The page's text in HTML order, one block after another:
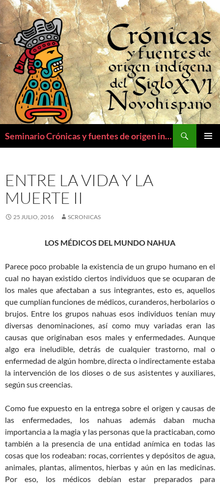
Saltar
al
contenido
Seminario Crónicas y fuentes de origen indígena del siglo XVI novohispano
ENTRE LA VIDA Y LA
MUERTE II
25 JULIO, 2016 SCRONICAS
LOS MÉDICOS DEL MUNDO NAHUA
Parece poco probable la existencia de un grupo humano en el
cual no hayan existido ciertos individuos que se ocuparan de
los males que afectaban a sus integrantes, esto es, aquellos
que cumplían funciones de médicos, curanderos, herbolarios o
brujos. Entre los grupos nahuas esos individuos tenían muy
diversas denominaciones, así como muy variadas eran las
causas que originaban esos males y enfermedades. Aunque
algo era ineludible, detrás de cualquier trastorno, mal o
enfermedad de algún hombre, directa o indirectamente estaba
la intervención de los dioses o de sus asistentes y auxiliares,
según sus creencias.
Como fue expuesto en la entrega sobre el origen y causas de
las enfermedades, los nahuas además daban mucha
importancia a la magia y las personas que la practicaban, como
también a la presencia de una entidad anímica en todas las
cosas que los rodeaban: rocas, corrientes y depósitos de agua,
animales, plantas, alimentos, hierbas y aún en las medicinas.
Por eso, los médicos debían estar preparados para